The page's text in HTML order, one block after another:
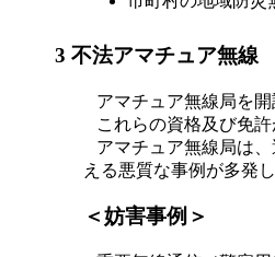
3 不法アマチュア無線
アマチュア無線局を開
これらの資格及び免許
アマチュア無線局は
える悪質な事例が多発
＜妨害事例＞